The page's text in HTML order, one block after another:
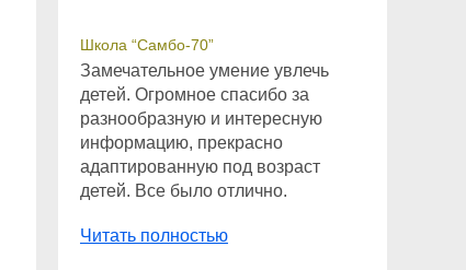
Школа “Самбо-70”
Замечательное умение увлечь
детей. Огромное спасибо за
разнообразную и интересную
информацию, прекрасно
адаптированную под возраст
детей. Все было отлично.
Читать полностью